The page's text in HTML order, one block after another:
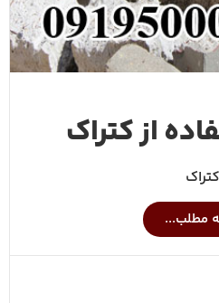
از کتراک
کتراک
مطلب...